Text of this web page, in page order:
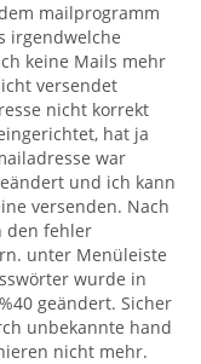
mailprogramm
irgendwelche
keine Mails mehr
versendet
nicht korrekt
hat ja
war
und ich kann
versenden. Nach
den fehler
unter Menüleiste
wurde in
geändert. Sicher
unbekannte hand
nicht mehr.